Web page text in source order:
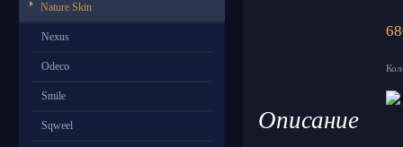
Nature Skin
Nexus
Odeco
Smile
Sqweel Описание